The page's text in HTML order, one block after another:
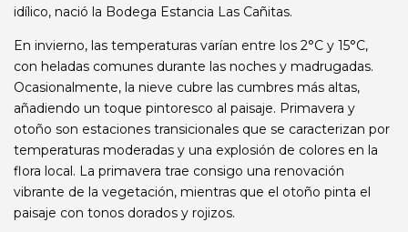
idílico, nació la Bodega Estancia Las Cañitas.
En invierno, las temperaturas varían entre los 2°C y 15°C,
con heladas comunes durante las noches y madrugadas.
Ocasionalmente, la nieve cubre las cumbres más altas,
añadiendo un toque pintoresco al paisaje. Primavera y
otoño son estaciones transicionales que se caracterizan por
temperaturas moderadas y una explosión de colores en la
flora local. La primavera trae consigo una renovación
vibrante de la vegetación, mientras que el otoño pinta el
paisaje con tonos dorados y rojizos.